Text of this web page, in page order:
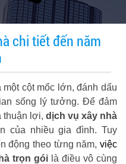
chi tiết đến năm
cột mốc lớn, đánh dấu
sống lý tưởng. Để đảm
thuận lợi, dịch vụ xây nhà
của nhiều gia đình. Tuy
động theo từng năm,việc
trọn gói là điều vô cùng